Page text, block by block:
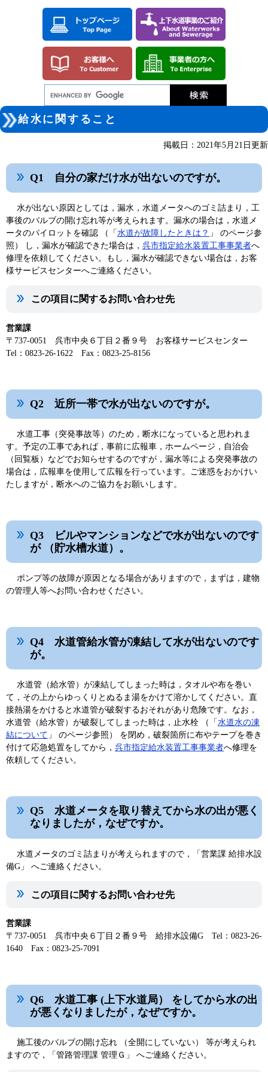
文
へ
本
文
給水に関すること
掲載日：2021年5月21日更新
Q1 自分の家だけ水が出ないのですが。
水が出ない原因としては，漏水，水道メータへのゴミ詰まり，工
事後のバルブの開け忘れ等が考えられます。漏水の場合は，水道メ
ータのパイロットを確認 （「 水道が故障したときは？ 」 のページ参
照） し，漏水が確認できた場合は， 呉市指定給水装置工事事業者へ
修理を依頼してください。もし，漏水が確認できない場合は，お客
様サービスセンターへご連絡ください。
この項目に関するお問い合わせ先
営業課
〒737-0051 呉市中央６丁目２番９号 お客様サービスセンター
Tel：0823-26-1622 Fax：0823-25-8156
Q2 近所一帯で水が出ないのですが。
水道工事（突発事故等）のため，断水になっていると思われま
す。予定の工事であれば，事前に広報車，ホームページ，自治会
（回覧板）などでお知らせするのですが，漏水等による突発事故の
場合は，広報車を使用して広報を行っています。ご迷惑をおかけい
たしますが，断水へのご協力をお願いします。
Q3 ビルやマンションなどで水が出ないのです
が （貯水槽水道）。
ポンプ等の故障が原因となる場合がありますので，まずは，建物
の管理人等へお問い合わせください。
Q4 水道管給水管が凍結して水が出ないのです
が。
水道管（給水管）が凍結してしまった時は，タオルや布を巻い
て，その上からゆっくりとぬるま湯をかけて溶かしてください。直
接熱湯をかけると水道管が破裂するおそれがあり危険です。なお，
水道管（給水管）が破裂してしまった時は，止水栓 （「 水道水の凍
結について 」 のページ参照） を閉め，破裂箇所に布やテープを巻き
付けて応急処置をしてから， 呉市指定給水装置工事事業者へ修理を
依頼してください。
Q5 水道メータを取り替えてから水の出が悪く
なりましたが，なぜですか。
水道メータのゴミ詰まりが考えられますので，「営業課 給排水設
備G」 へご連絡ください。
この項目に関するお問い合わせ先
営業課
〒737-0051 呉市中央６丁目２番９号 給排水設備G Tel：0823-26-
1640 Fax：0823-25-7091
Q6 水道工事 (上下水道局） をしてから水の出
が悪くなりましたが，なぜですか。
施工後のバルブの開け忘れ （全開にしていない） 等が考えられ
ますので，「管路管理課 管理Ｇ」 へご連絡ください。